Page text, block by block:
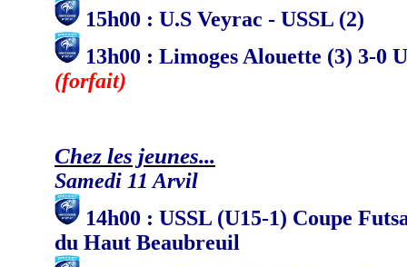
15h00 : U.S Veyrac - USSL (2)
13h00 : Limoges Alouette (3) 3-0
(forfait)
Chez les jeunes...
Samedi 11 Arvil
14h00 : USSL (U15-1) Coupe
du Haut Beaubreuil